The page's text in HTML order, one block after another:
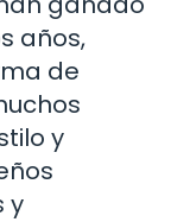
años,
de
y
y